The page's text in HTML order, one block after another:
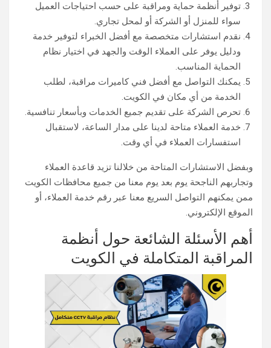
توفير أنظمة حماية ومراقبة على حسب احتياجات العميل
سواء للمنزل أو الشركة أو لمحل تجاري.
نقدم استشارات متخصصة مع أفضل الخبراء لتوفير خدمة
ودليل يوفر على العملاء الوقت والجهد في اختيار نظام
الحماية المناسب.
يمكنك التواصل مع أفضل فني كاميرات مراقبة، لطلب
الخدمة من أي مكان في الكويت.
تحرص الشركة على تقديم جميع الخدمات وبأسعار تنافسية.
خدمة العملاء متاحة لدينا على مدار الساعة، لاستقبال
استفسارات العملاء في أي وقت.
وبفضل الاستشارات المتاحة من خلالنا تزيد قاعدة العملاء
وتجاربهم الناجحة يوم بعد يوم معنا من جميع محافظات الكويت
ممن يمكنهم التواصل السريع معنا عبر رقم خدمة العملاء، أو
الموقع الإلكتروني.
أهم الأسئلة الشائعة حول أنظمة
المراقبة المتكاملة في الكويت